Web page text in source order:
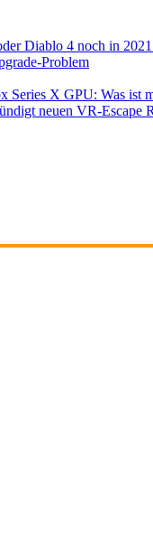
Diablo 4 noch in
Problem
Series X GPU: Was ist
neuen VR-Escape